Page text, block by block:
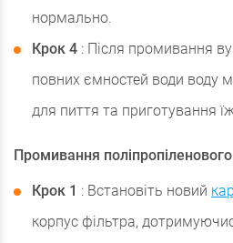
нормально.
Крок 4 : Після промивання
повних ємностей води воду
для пиття та приготування
Промивання
Крок 1 : Встановіть новий
корпус фільтра,